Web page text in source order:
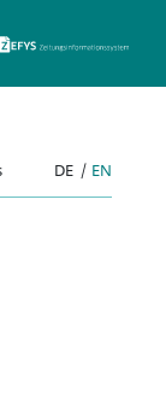
DE | EN